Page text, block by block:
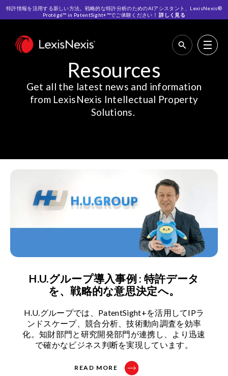
特許情報を活用する新しい方法。戦略的な特許分析のためのAIアシスタント、LexisNexis®
Protégé™ in PatentSight+™でご体験ください！ 詳しく見る
ホーム>Resources
Resources
Get all the latest news and information
from LexisNexis Intellectual Property
Solutions.
H.U.グループ導入事例 : 特許データ
を、戦略的な意思決定へ。
H.U.グループでは、PatentSight+を活用してIPラ
ンドスケープ、競合分析、技術動向調査を効率
化。知財部門と研究開発部門が連携し、より迅速
で確かなビジネス判断を実現しています。
READ MORE